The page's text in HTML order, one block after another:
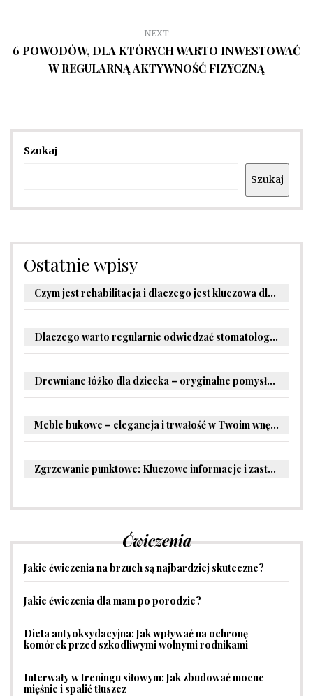
NEXT
6 POWODÓW, DLA KTÓRYCH WARTO INWESTOWAĆ
W REGULARNĄ AKTYWNOŚĆ FIZYCZNĄ
Szukaj
Szukaj
Ostatnie wpisy
Czym jest rehabilitacja i dlaczego jest kluczowa dla powrotu do zdrowia?
Dlaczego warto regularnie odwiedzać stomatologa?
Drewniane łóżko dla dziecka – oryginalne pomysły na aranżację pokoju malucha
Meble bukowe – elegancja i trwałość w Twoim wnętrzu
Zgrzewanie punktowe: Kluczowe informacje i zastosowania w przemyśle
Ćwiczenia
Jakie ćwiczenia na brzuch są najbardziej skuteczne?
Jakie ćwiczenia dla mam po porodzie?
Dieta antyoksydacyjna: Jak wpływać na ochronę
komórek przed szkodliwymi wolnymi rodnikami
Interwały w treningu siłowym: Jak zbudować mocne
mięśnie i spalić tłuszcz